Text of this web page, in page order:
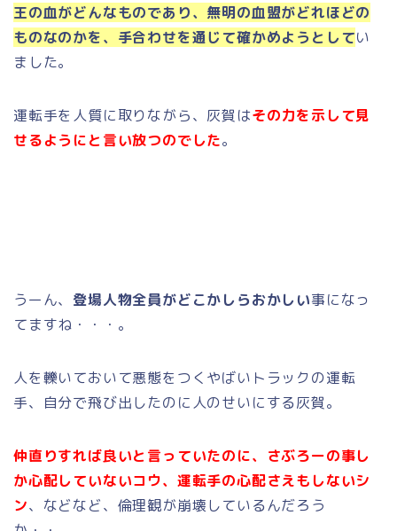
王の血がどんなものであり、無明の血盟がどれほどの
ものなのかを、手合わせを通じて確かめようとしてい
ました。
運転手を人質に取りながら、灰賀はその力を示して見
せるようにと言い放つのでした。
うーん、 登場人物全員がどこかしらおかしい事になっ
てますね・・・。
人を轢いておいて悪態をつくやばいトラックの運転
手、自分で飛び出したのに人のせいにする灰賀。
仲直りすれば良いと言っていたのに、さぶろーの事し
か心配していないコウ、運転手の心配さえもしないシ
ン、などなど、倫理観が崩壊しているんだろう